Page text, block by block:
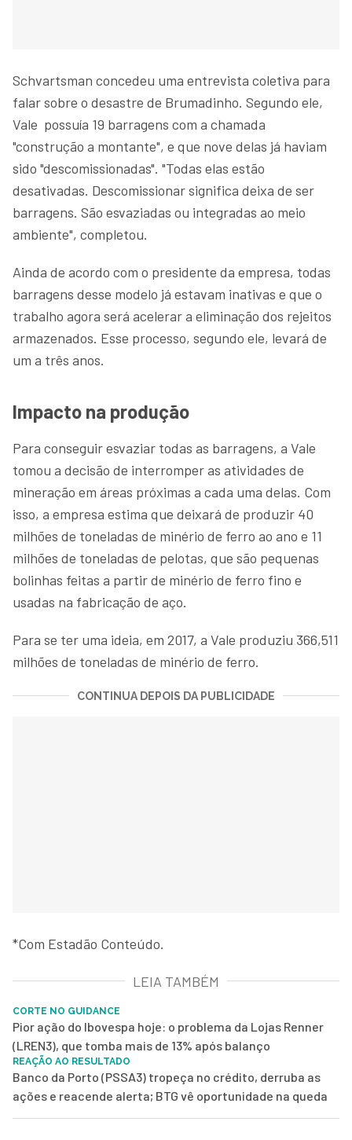
Schvartsman concedeu uma entrevista coletiva para
falar sobre o desastre de Brumadinho. Segundo ele,
Vale possuía 19 barragens com a chamada
"construção a montante", e que nove delas já haviam
sido "descomissionadas". "Todas elas estão
desativadas. Descomissionar significa deixa de ser
barragens. São esvaziadas ou integradas ao meio
ambiente", completou.
Ainda de acordo com o presidente da empresa, todas
barragens desse modelo já estavam inativas e que o
trabalho agora será acelerar a eliminação dos rejeitos
armazenados. Esse processo, segundo ele, levará de
um a três anos.
Impacto na produção
Para conseguir esvaziar todas as barragens, a Vale
tomou a decisão de interromper as atividades de
mineração em áreas próximas a cada uma delas. Com
isso, a empresa estima que deixará de produzir 40
milhões de toneladas de minério de ferro ao ano e 11
milhões de toneladas de pelotas, que são pequenas
bolinhas feitas a partir de minério de ferro fino e
usadas na fabricação de aço.
Para se ter uma ideia, em 2017, a Vale produziu 366,511
milhões de toneladas de minério de ferro.
CONTINUA DEPOIS DA PUBLICIDADE
*Com Estadão Conteúdo.
LEIA TAMBÉM
CORTE NO GUIDANCE
Pior ação do Ibovespa hoje: o problema da Lojas Renner
(LREN3), que tomba mais de 13% após balanço
REAÇÃO AO RESULTADO
Banco da Porto (PSSA3) tropeça no crédito, derruba as
ações e reacende alerta; BTG vê oportunidade na queda